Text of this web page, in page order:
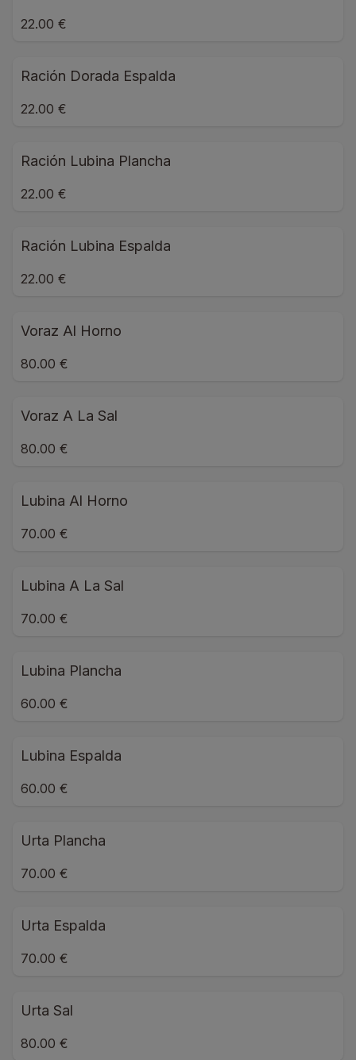
22.00 €
Ración Dorada Espalda
22.00 €
Ración Lubina Plancha
22.00 €
Ración Lubina Espalda
22.00 €
Voraz Al Horno
80.00 €
Voraz A La Sal
80.00 €
Lubina Al Horno
70.00 €
Lubina A La Sal
70.00 €
Lubina Plancha
60.00 €
Lubina Espalda
60.00 €
Urta Plancha
70.00 €
Urta Espalda
70.00 €
Urta Sal
80.00 €